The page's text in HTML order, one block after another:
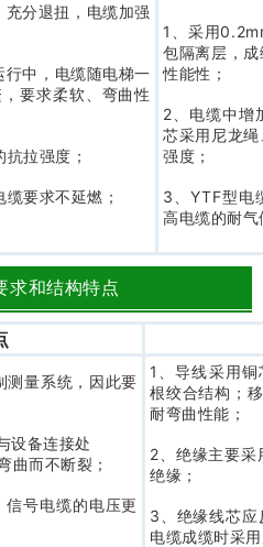
分退扭，电缆加强
中，电缆随电梯一
要求柔软、弯曲性
拉强度；
要求不延燃；
1、采用
包隔离层，
性能性；
2、电缆中增
芯采用尼龙
强度；
3、YTF型电
高电缆的耐
求和结构特点
测量系统，因此要
设备连接处
曲而不断裂；
号电缆的电压更
1、导线采用
根绞合结构；
耐弯曲性能；
2、绝缘主要采
绝缘；
3、绝缘线芯应
电缆成缆时采